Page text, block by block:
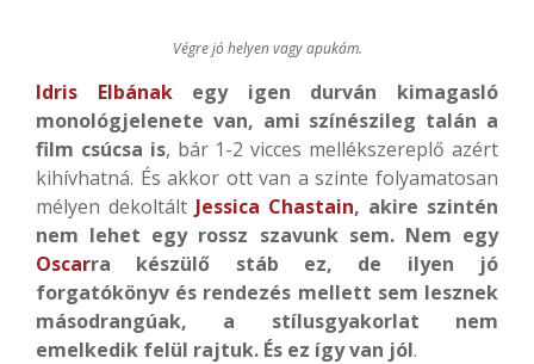
Végre jó helyen vagy apukám.
Idris Elbánakegy igen durván kimagasló
monológjelenete van, ami színészileg talán a
film csúcsa is, bár 1-2 vicces mellékszereplő azért
kihívhatná. És akkor ott van a szinte folyamatosan
mélyen dekoltált Jessica Chastain, akire szintén
nem lehet egy rossz szavunk sem. Nem egy
Oscarra készülő stáb ez, de ilyen jó
forgatókönyv és rendezés mellett sem lesznek
másodrangúak, a stílusgyakorlat nem
emelkedik felül rajtuk. És ez így van jól.